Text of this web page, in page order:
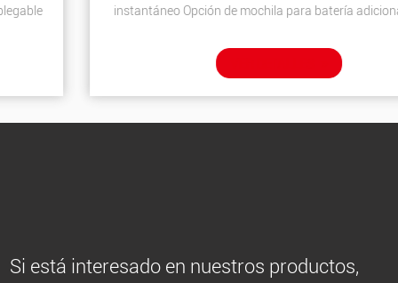
instantáneo Opción de mochila para batería adicional Power
VER DETALLES
Si está interesado en nuestros productos,